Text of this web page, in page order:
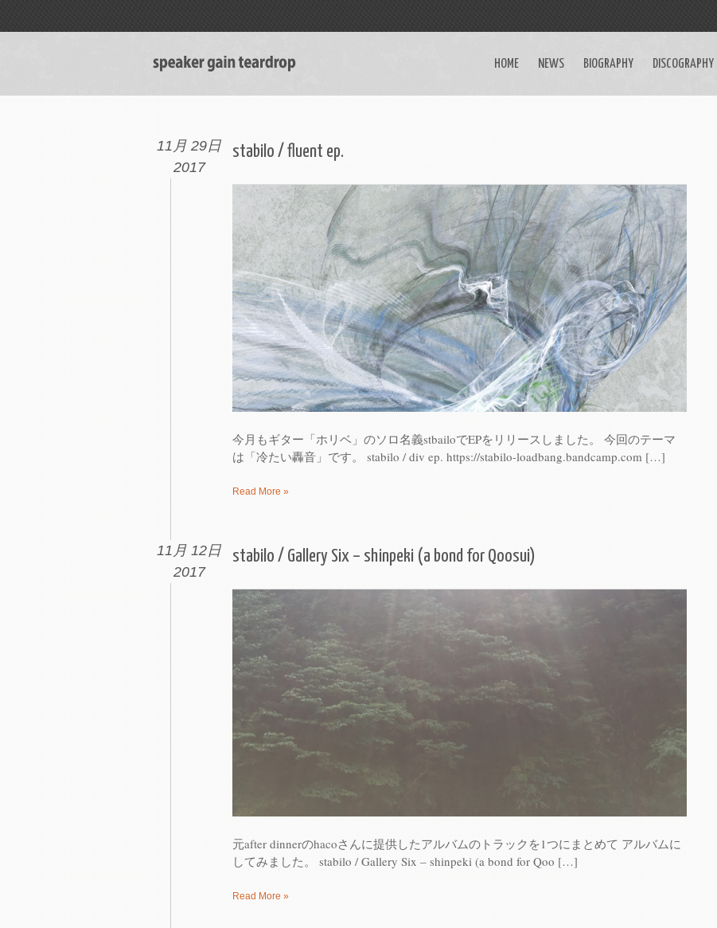
HOME NEWS BIOGRAPHY DISCOGRAPHY
11月 29日
2017
stabilo / fluent ep.
今月もギター「ホリベ」のソロ名義stbailoでEPをリリースしました。 今回のテーマ
は「冷たい轟音」です。 stabilo / div ep. https://stabilo-loadbang.bandcamp.com […]
Read More »
11月 12日
2017
stabilo / Gallery Six – shinpeki (a bond for Qoosui)
元after dinnerのhacoさんに提供したアルバムのトラックを1つにまとめて アルバムに
してみました。 stabilo / Gallery Six – shinpeki (a bond for Qoo […]
Read More »